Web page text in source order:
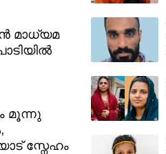
മാധ്യമ
മൂന്നു
സ്നേഹം